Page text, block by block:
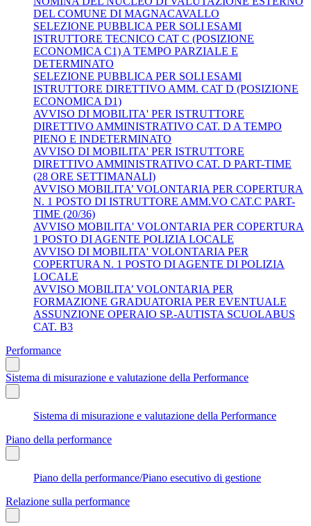
DEL COMUNE DI MAGNACAVALLO
SELEZIONE PUBBLICA PER SOLI ESAMI
ISTRUTTORE TECNICO CAT C (POSIZIONE
ECONOMICA C1) A TEMPO PARZIALE E
DETERMINATO
SELEZIONE PUBBLICA PER SOLI ESAMI
ISTRUTTORE DIRETTIVO AMM. CAT D (POSIZIONE
ECONOMICA D1)
AVVISO DI MOBILITA' PER ISTRUTTORE
DIRETTIVO AMMINISTRATIVO CAT. D A TEMPO
PIENO E INDETERMINATO
AVVISO DI MOBILITA' PER ISTRUTTORE
DIRETTIVO AMMINISTRATIVO CAT. D PART-TIME
(28 ORE SETTIMANALI)
AVVISO MOBILITA’ VOLONTARIA PER COPERTURA
N. 1 POSTO DI ISTRUTTORE AMM.VO CAT.C PART-
TIME (20/36)
AVVISO MOBILITA' VOLONTARIA PER COPERTURA
1 POSTO DI AGENTE POLIZIA LOCALE
AVVISO DI MOBILITA' VOLONTARIA PER
COPERTURA N. 1 POSTO DI AGENTE DI POLIZIA
LOCALE
AVVISO MOBILITA’ VOLONTARIA PER
FORMAZIONE GRADUATORIA PER EVENTUALE
ASSUNZIONE OPERAIO SP.-AUTISTA SCUOLABUS
CAT. B3
Performance
Sistema di misurazione e valutazione della Performance
Sistema di misurazione e valutazione della Performance
Piano della performance
Piano della performance/Piano esecutivo di gestione
Relazione sulla performance